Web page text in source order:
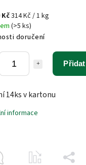
Kč314 Kč / 1 kg
(>5 ks)
doručení
14ks v kartonu
informace